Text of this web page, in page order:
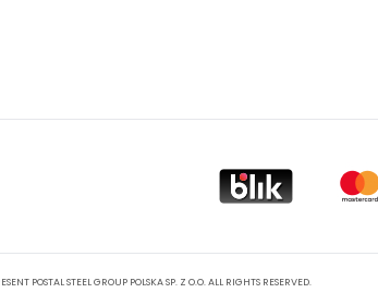
POSTAL STEEL GROUP POLSKA SP. Z O.O. ALL RIGHTS RESERVED.